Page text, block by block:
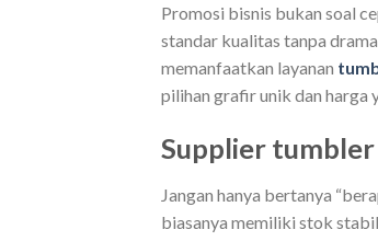
Promosi bisnis bukan soal
standar kualitas tanpa
memanfaatkan layanan
pilihan grafir unik dan harga
Supplier
Jangan hanya bertanya
biasanya memiliki stok